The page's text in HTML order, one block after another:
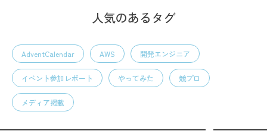
人気のあるタグ
AdventCalendar AWS 開発エンジニア
イベント参加レポート やってみた 競プロ
メディア掲載